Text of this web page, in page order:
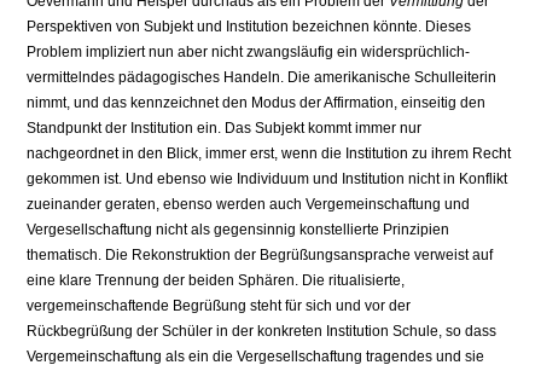
Perspektiven von Subjekt und Institution bezeichnen könnte. Dieses
Problem impliziert nun aber nicht zwangsläufig ein widersprüchlich-
vermittelndes pädagogisches Handeln. Die amerikanische Schulleiterin
nimmt, und das kennzeichnet den Modus der Affirmation, einseitig den
Standpunkt der Institution ein. Das Subjekt kommt immer nur
nachgeordnet in den Blick, immer erst, wenn die Institution zu ihrem Recht
gekommen ist. Und ebenso wie Individuum und Institution nicht in Konflikt
zueinander geraten, ebenso werden auch Vergemeinschaftung und
Vergesellschaftung nicht als gegensinnig konstellierte Prinzipien
thematisch. Die Rekonstruktion der Begrüßungsansprache verweist auf
eine klare Trennung der beiden Sphären. Die ritualisierte,
vergemeinschaftende Begrüßung steht für sich und vor der
Rückbegrüßung der Schüler in der konkreten Institution Schule, so dass
Vergemeinschaftung als ein die Vergesellschaftung tragendes und sie